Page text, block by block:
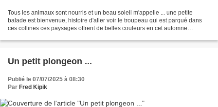
Tous les animaux sont nourris et un beau soleil m'appelle ... une petite
balade est bienvenue, histoire d'aller voir le troupeau qui est parqué dans
ces collines ces paysages offrent de belles couleurs en cet automne
Un petit plongeon ...
Publié le 07/07/2025 à 08:30
Par Fred Kipik